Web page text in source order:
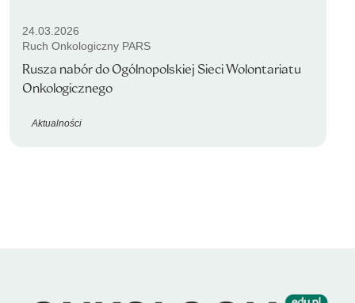
24.03.2026
Ruch Onkologiczny PARS
Rusza nabór do Ogólnopolskiej Sieci Wolontariatu
Onkologicznego
Aktualności